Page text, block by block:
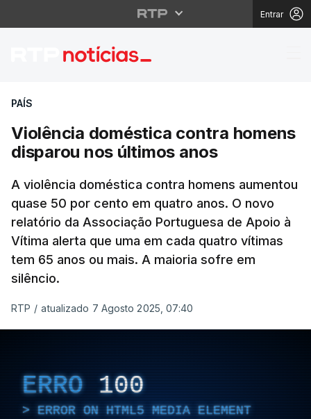
Entrar
Violência doméstica
PAÍS
Violência doméstica contra homens
disparou nos últimos anos
A violência doméstica contra homens aumentou
quase 50 por cento em quatro anos. O novo
relatório da Associação Portuguesa de Apoio à
Vítima alerta que uma em cada quatro vítimas
tem 65 anos ou mais. A maioria sofre em
silêncio.
RTP / atualizado 7 Agosto 2025, 07:40
ERRO 100
ERROR ON HTML5 MEDIA ELEMENT